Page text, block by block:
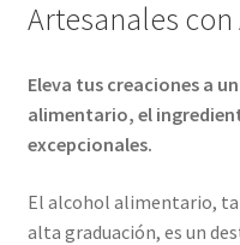
Artesanales
Eleva tus creaciones a
alimentario, el
excepcionales.
El alcohol alimentario,
alta graduación, es un